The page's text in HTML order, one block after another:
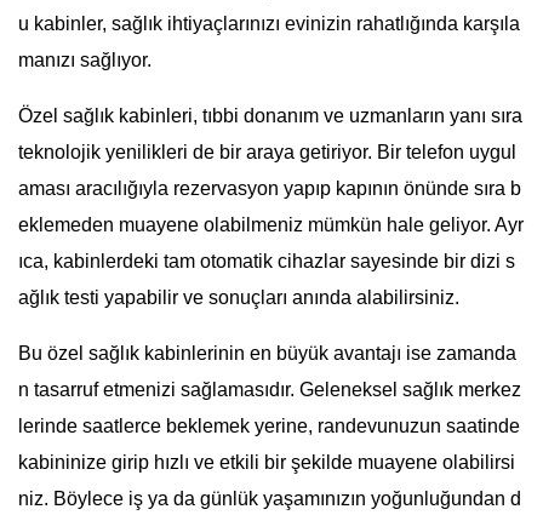
u kabinler, sağlık ihtiyaçlarınızı evinizin rahatlığında karşıla
manızı sağlıyor.
Özel sağlık kabinleri, tıbbi donanım ve uzmanların yanı sıra
teknolojik yenilikleri de bir araya getiriyor. Bir telefon uygul
aması aracılığıyla rezervasyon yapıp kapının önünde sıra b
eklemeden muayene olabilmeniz mümkün hale geliyor. Ayr
ıca, kabinlerdeki tam otomatik cihazlar sayesinde bir dizi s
ağlık testi yapabilir ve sonuçları anında alabilirsiniz.
Bu özel sağlık kabinlerinin en büyük avantajı ise zamanda
n tasarruf etmenizi sağlamasıdır. Geleneksel sağlık merkez
lerinde saatlerce beklemek yerine, randevunuzun saatinde
kabininize girip hızlı ve etkili bir şekilde muayene olabilirsi
niz. Böylece iş ya da günlük yaşamınızın yoğunluğundan d